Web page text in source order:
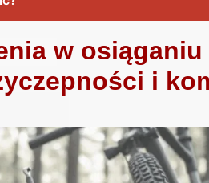
w osiąganiu
i